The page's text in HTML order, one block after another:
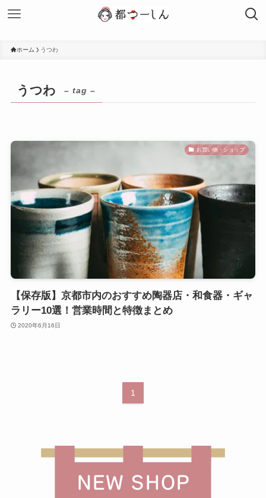
ホーム うつわ
うつわ – tag –
お買い物・ショップ
【保存版】京都市内のおすすめ陶器店・和食器・ギャ
ラリー10選！営業時間と特徴まとめ
2020年6月16日
1
NEW SHOP